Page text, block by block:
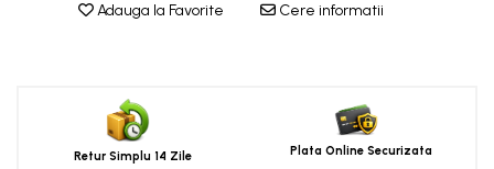
Adauga la Favorite Cere informatii
Retur Simplu 14 Zile Plata Online Securizata